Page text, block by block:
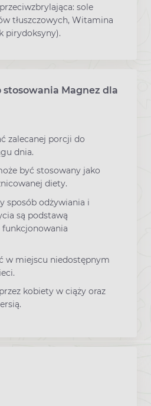
sole
tłuszczowych, Witamina
pirydoksyny).
stosowania Magnez dla
zalecanej porcji do
dnia.
być stosowany jako
diety.
sposób odżywiania i
są podstawą
funkcjonowania
w miejscu niedostępnym
kobiety w ciąży oraz